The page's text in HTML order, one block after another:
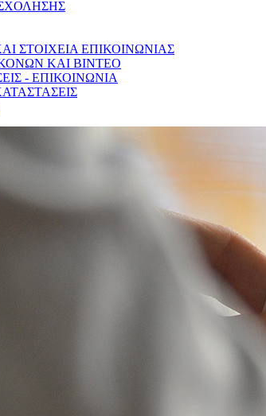
ΣΤΟΙΧΕΙΑ ΕΠΙΚΟΙΝΩΝΙΑΣ
ΚΑΙ ΒΙΝΤΕΟ
- ΕΠΙΚΟΙΝΩΝΙΑ